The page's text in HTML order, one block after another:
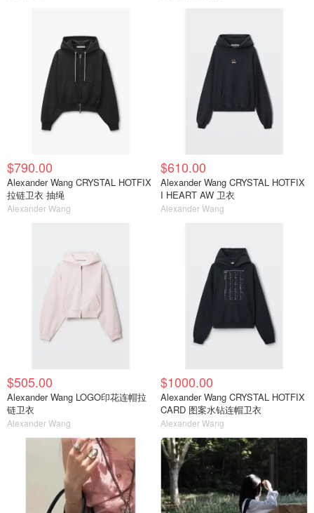
$790.00
Alexander Wang CRYSTAL HOTFIX
拉链卫衣 抽绳
Alexander Wang
$610.00
Alexander Wang CRYSTAL HOTFIX
I HEART AW 卫衣
Alexander Wang
$505.00
Alexander Wang LOGO印花连帽拉
链卫衣
Alexander Wang
$1000.00
Alexander Wang CRYSTAL HOTFIX
CARD 图案水钻连帽卫衣
Alexander Wang